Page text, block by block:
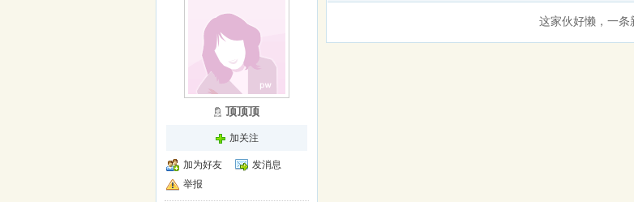
顶顶顶
加关注
加为好友
发消息
举报
这家伙好懒，一条